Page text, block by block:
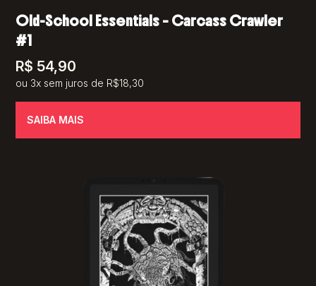
Old-School Essentials – Carcass Crawler
#1
R$ 54,90
ou 3x sem juros de R$18,30
SAIBA MAIS